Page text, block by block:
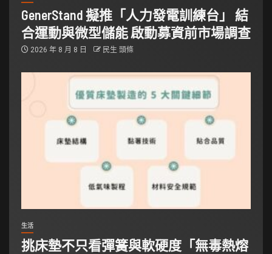
GenerStand 擬推「人力發電訓練台」 結
合運動與微型儲能 啟動募資前市場調查
2026 年 8 月 8 日 民生 頭條
生活
挑床墊不只看彈簧與軟硬度「無毒熱熔